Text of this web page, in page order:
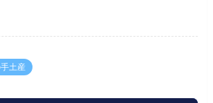
土産